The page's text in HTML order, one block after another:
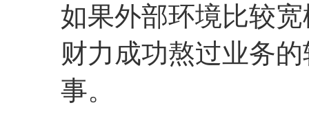
如果外部环境比较
财力成功熬过业务
事。